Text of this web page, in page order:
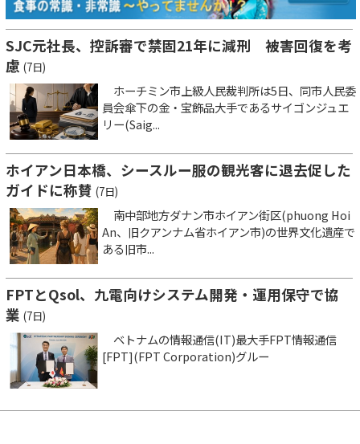
SJC元社長、控訴審で禁固21年に減刑 被害回復を考
慮 (7日)
ホーチミン市上級人民裁判所は5日、同市人民委
員会傘下の金・宝飾品大手であるサイゴンジュエ
リー(Saig...
ホイアン日本橋、シースルー服の観光客に退去促した
ガイドに称賛 (7日)
南中部地方ダナン市ホイアン街区(phuong Hoi
An、旧クアンナム省ホイアン市)の世界文化遺産で
ある旧市...
FPTとQsol、九電向けシステム開発・運用保守で協
業 (7日)
ベトナムの情報通信(IT)最大手FPT情報通信
[FPT](FPT Corporation)グルー